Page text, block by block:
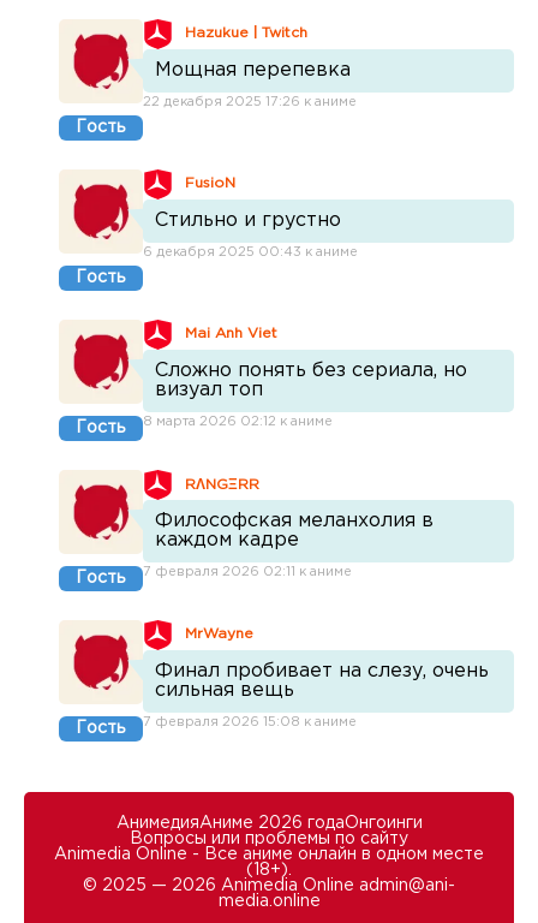
Гость
Hazukue | Twitch
Мощная перепевка
22 декабря 2025 17:26 к аниме
Гость
FusioN
Стильно и грустно
6 декабря 2025 00:43 к аниме
Гость
Mai Anh Viet
Сложно понять без сериала, но
визуал топ
8 марта 2026 02:12 к аниме
Гость
RΛNGΞRR
Философская меланхолия в
каждом кадре
7 февраля 2026 02:11 к аниме
Гость
MrWayne
Финал пробивает на слезу, очень
сильная вещь
7 февраля 2026 15:08 к аниме
АнимедияАниме 2026 годаОнгоинги
Вопросы или проблемы по сайту
Animedia Online - Все аниме онлайн в одном месте
(18+).
© 2025 — 2026 Animedia Online admin@ani-
media.online